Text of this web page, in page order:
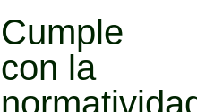
Cumple
con la